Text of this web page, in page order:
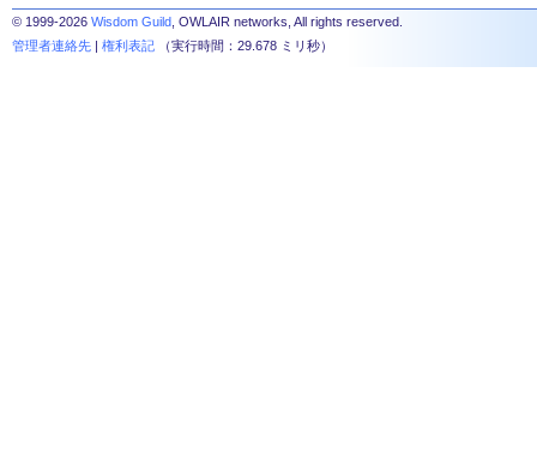
© 1999-2026 Wisdom Guild , OWLAIR networks, All rights reserved.
管理者連絡先 | 権利表記 （実行時間：29.678 ミリ秒）